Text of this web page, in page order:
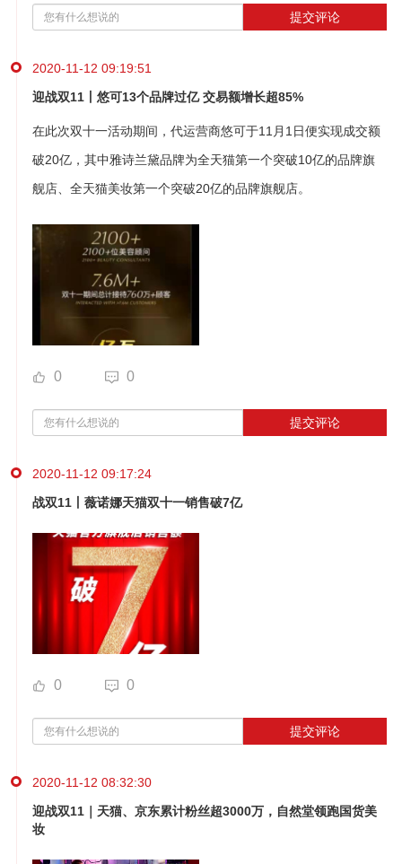
提交评论
2020-11-12 09:19:51
迎战双11丨悠可13个品牌过亿 交易额增长超85%
在此次双十一活动期间，代运营商悠可于11月1日便实现成交额
破20亿，其中雅诗兰黛品牌为全天猫第一个突破10亿的品牌旗
舰店、全天猫美妆第一个突破20亿的品牌旗舰店。
0 0
提交评论
2020-11-12 09:17:24
战双11丨薇诺娜天猫双十一销售破7亿
0 0
提交评论
2020-11-12 08:32:30
迎战双11｜天猫、京东累计粉丝超3000万，自然堂领跑国货美
妆